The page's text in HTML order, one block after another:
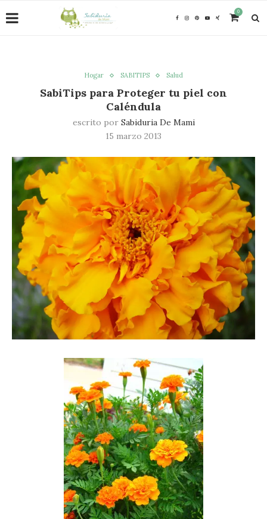
0
Hogar SABITIPS Salud
SabiTips para Proteger tu piel con
Caléndula
escrito por Sabiduria De Mami
15 marzo 2013